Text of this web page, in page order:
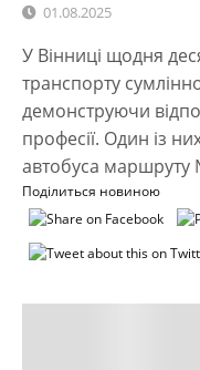
01.08.2025
У Вінниці щодня
транспорту
демонструючи
професії. Один із
автобуса маршруту
Поділиться новиною